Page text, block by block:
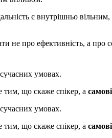
є внутрішньо
про ефективність, а про
умовах.
тим, що скаже спікер, а
умовах.
тим, що скаже спікер, а